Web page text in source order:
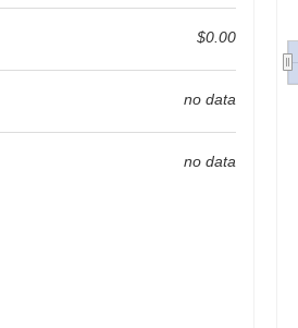
$0.00
no data
no data